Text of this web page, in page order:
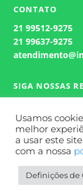
CONTATO
21 99512-9275
21 99637-9275
SIGA NOSSAS
Site
Usamos
melhor
a usar este
com a nossa
Definições de